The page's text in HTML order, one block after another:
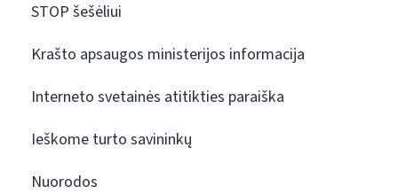
STOP šešėliui
Krašto apsaugos ministerijos informacija
Interneto svetainės atitikties paraiška
Ieškome turto savininkų
Nuorodos